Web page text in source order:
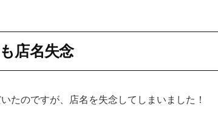
店名失念
たのですが、店名を失念してしまいました！